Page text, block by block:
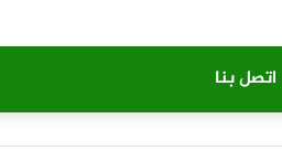
اتصل بنا